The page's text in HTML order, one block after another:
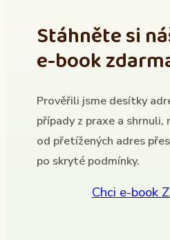
Stáhněte si
e-book
Prověřili jsme desítky
případy z praxe a shrnuli,
od přetížených adres
po skryté podmínky.
Chci e-book